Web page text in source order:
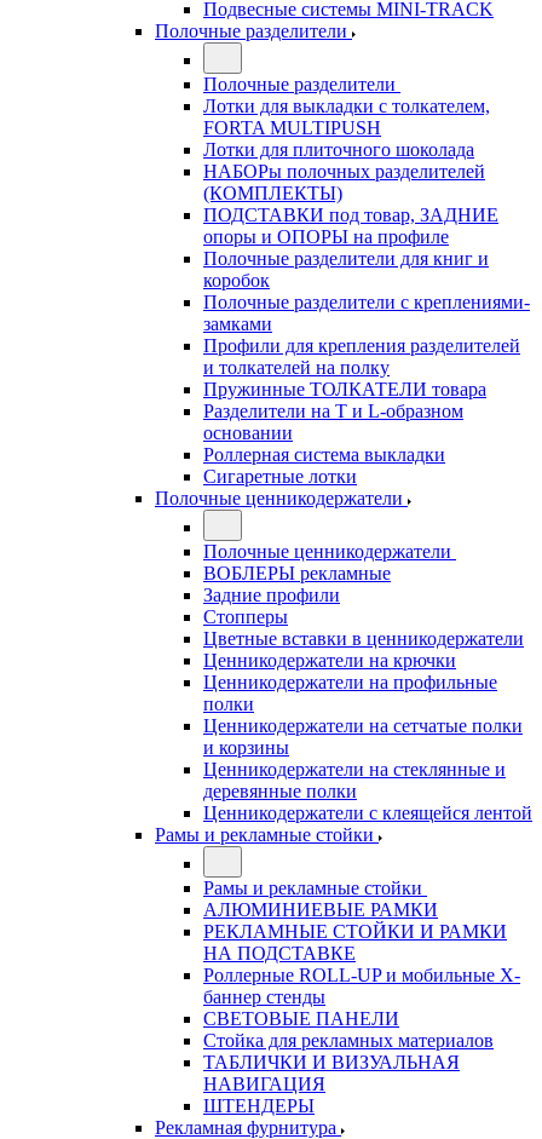
Подвесные системы MINI-TRACK
Полочные разделители
Полочные разделители
Лотки для выкладки с толкателем,
FORTA MULTIPUSH
Лотки для плиточного шоколада
НАБОРы полочных разделителей
(КОМПЛЕКТЫ)
ПОДСТАВКИ под товар, ЗАДНИЕ
опоры и ОПОРЫ на профиле
Полочные разделители для книг и
коробок
Полочные разделители с креплениями-
замками
Профили для крепления разделителей
и толкателей на полку
Пружинные ТОЛКАТЕЛИ товара
Разделители на Т и L-образном
основании
Роллерная система выкладки
Сигаретные лотки
Полочные ценникодержатели
Полочные ценникодержатели
ВОБЛЕРЫ рекламные
Задние профили
Стопперы
Цветные вставки в ценникодержатели
Ценникодержатели на крючки
Ценникодержатели на профильные
полки
Ценникодержатели на сетчатые полки
и корзины
Ценникодержатели на стеклянные и
деревянные полки
Ценникодержатели с клеящейся лентой
Рамы и рекламные стойки
Рамы и рекламные стойки
АЛЮМИНИЕВЫЕ РАМКИ
РЕКЛАМНЫЕ СТОЙКИ И РАМКИ
НА ПОДСТАВКЕ
Роллерные ROLL-UP и мобильные X-
баннер стенды
СВЕТОВЫЕ ПАНЕЛИ
Стойка для рекламных материалов
ТАБЛИЧКИ И ВИЗУАЛЬНАЯ
НАВИГАЦИЯ
ШТЕНДЕРЫ
Рекламная фурнитура